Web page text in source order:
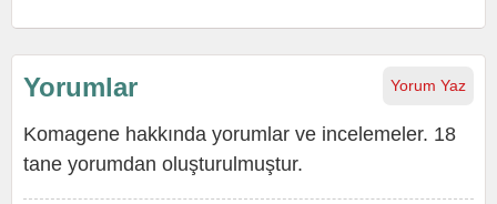
Yorum Yaz
Yorumlar
Komagene hakkında yorumlar ve incelemeler. 18
tane yorumdan oluşturulmuştur.